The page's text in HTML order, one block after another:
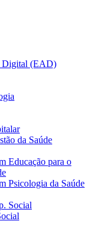
Digital (EAD)
da Saúde
Educação para o
Psicologia da Saúde
Social